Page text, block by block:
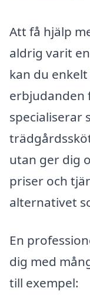
Att få hjälp
aldrig varit
kan du
erbjudanden
specialiserar
utan ger dig
priser och
alternativet
En
dig med
till exempel: